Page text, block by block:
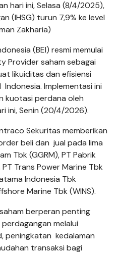
hari ini, Selasa (8/4/2025),
(IHSG) turun 7,9% ke level
Zakharia)
(BEI) resmi memulai
Provider saham sebagai
likuiditas dan efisiensi
Implementasi ini
kuotasi perdana oleh
ini, Senin (20/4/2026).
Sekuritas memberikan
beli dan jual pada lima
Tbk (GGRM), PT Pabrik
Trans Power Marine Tbk
Indonesia Tbk
Marine Tbk (WINS).
berperan penting
melalui
peningkatan kedalaman
transaksi bagi